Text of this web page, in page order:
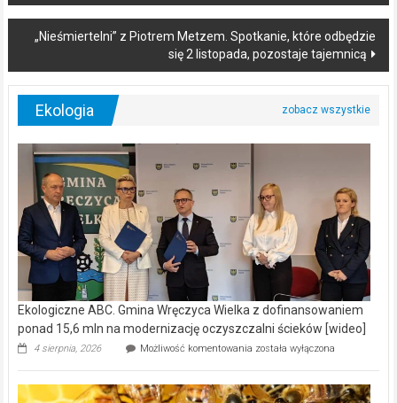
navigation
„Nieśmiertelni” z Piotrem Metzem. Spotkanie, które odbędzie
się 2 listopada, pozostaje tajemnicą
Ekologia
Ekologiczne ABC. Gmina Wręczyca Wielka z dofinansowaniem
ponad 15,6 mln na modernizację oczyszczalni ścieków [wideo]
4 sierpnia, 2026 Możliwość komentowania Ekologiczne
Wręczyca
została wyłączona